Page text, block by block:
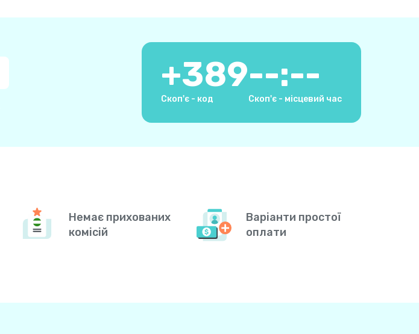
+389
Скоп'є - код
--:--
Скоп'є - місцевий час
Немає прихованих
комісій
Варіанти простої
оплати